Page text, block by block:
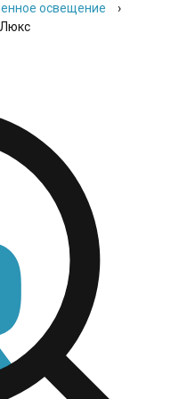
освещение
›